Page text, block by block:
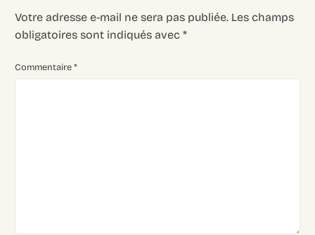
Votre adresse e-mail ne sera pas publiée. Les champs
obligatoires sont indiqués avec*
Commentaire*